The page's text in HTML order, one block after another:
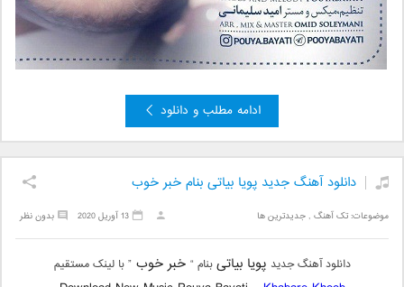
ادامه مطلب و دانلود
دانلود آهنگ جدید پویا بیاتی بنام خبر خوب
موضوعات:تک آهنگ ,جدیدترین ها بدون نظر 13 آوریل 2020
دانلود آهنگ جدید پویا بیاتیبنام “ خبر خوب” با لینک مستقیم